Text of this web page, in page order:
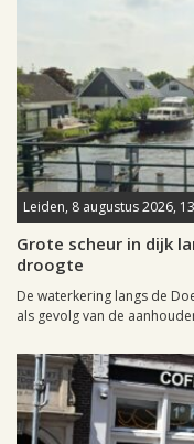
Leiden, 8 augustus 2026,
Grote scheur in dijk
droogte
De waterkering langs de
als gevolg van de